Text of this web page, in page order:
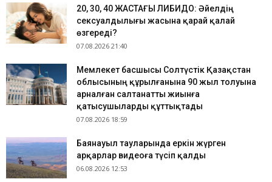
​20, 30, 40 ЖАСТАҒЫ ЛИБИДО: Әйелдің
сексуалдылығы жасына қарай қалай
өзгереді?
07.08.2026 21:40
Мемлекет басшысы Солтүстік Қазақстан
облысының құрылғанына 90 жыл толуына
арналған салтанатты жиынға
қатысушыларды құттықтады
07.08.2026 18:59
Баянауыл тауларында еркін жүрген
арқарлар видеоға түсіп қалды
06.08.2026 12:53